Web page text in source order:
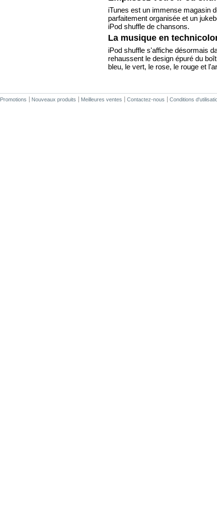
iTunes est un immense magasin
parfaitement organisée et un
iPod shuffle de chansons.
La musique en
iPod shuffle s'affiche désormais
rehaussent le design épuré du
bleu, le vert, le rose, le rouge et
Promotions Nouveaux produits Meilleures ventes Contactez-nous Conditions